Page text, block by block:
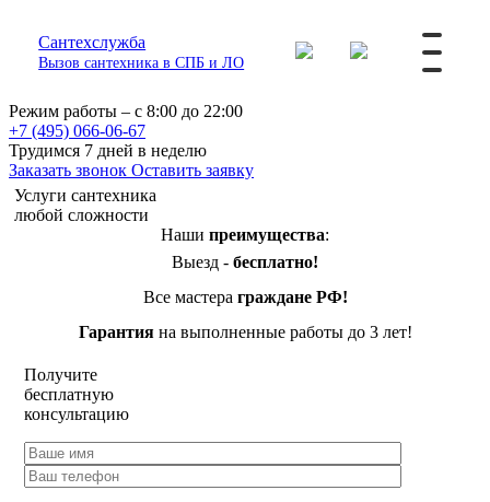
Сантехслужба
Вызов сантехника в СПБ и ЛО
Режим работы – с 8:00 до 22:00
+7 (495) 066-06-67
Трудимся 7 дней в неделю
Заказать звонок Оставить заявку
Услуги сантехника
любой сложности
Наши преимущества:
Выезд - бесплатно!
Все мастера граждане РФ!
Гарантияна выполненные работы до 3 лет!
Получите
бесплатную
консультацию